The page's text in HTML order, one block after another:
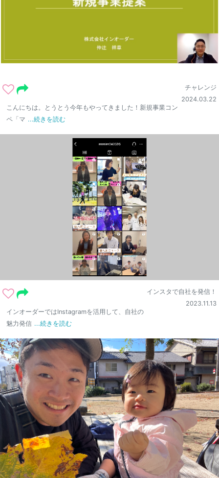
チャレンジ
2024.03.22
こんにちは。とうとう今年もやってきました！新規事業コン
ペ「マ ...続きを読む
インスタで自社を発信！
2023.11.13
インオーダーではInstagramを活用して、自社の
魅力発信 ...続きを読む